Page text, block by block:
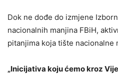
Dok ne dođe do izmjene
nacionalnih manjina FBiH,
pitanjima koja tište nacionalne
„Inicijativa koju ćemo kroz